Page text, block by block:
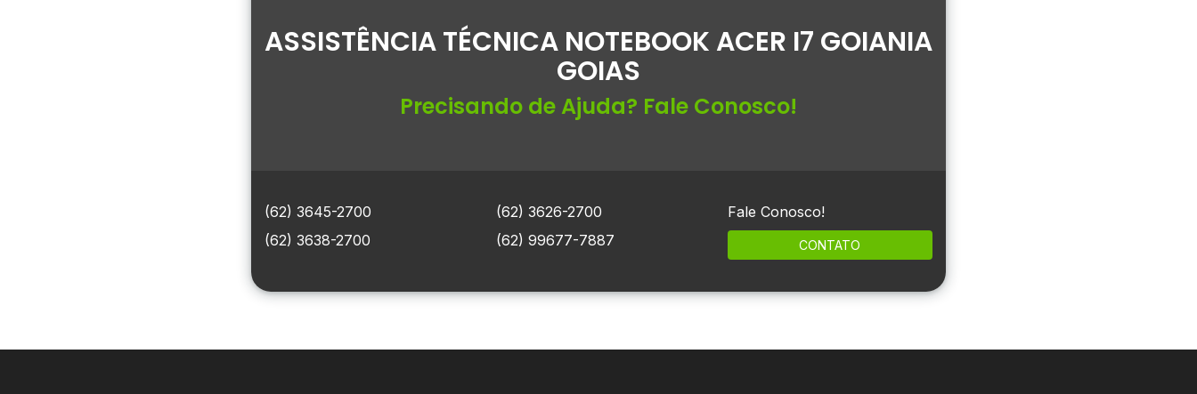
ASSISTÊNCIA TÉCNICA NOTEBOOK ACER I7 GOIANIA
GOIAS
Precisando de Ajuda? Fale Conosco!
(62) 3645-2700
(62) 3638-2700
(62) 3626-2700
(62) 99677-7887
Fale Conosco!
CONTATO